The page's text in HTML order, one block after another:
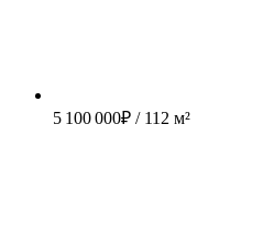
5 100 000₽ / 112 м²